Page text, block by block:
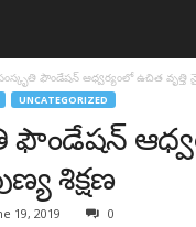
ఫౌండేషన్ ఆధ్వర్యంలో ఉచిత వృత్తి
UNCATEGORIZED
ఫౌండేషన్
శిక్షణ
19, 2019 0